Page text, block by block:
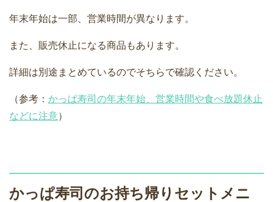
年末年始は一部、営業時間が異なります。
また、販売休止になる商品もあります。
詳細は別途まとめているのでそちらで確認ください。
（参考： かっぱ寿司の年末年始、営業時間や食べ放題休止
などに注意）
かっぱ寿司のお持ち帰りセットメニ